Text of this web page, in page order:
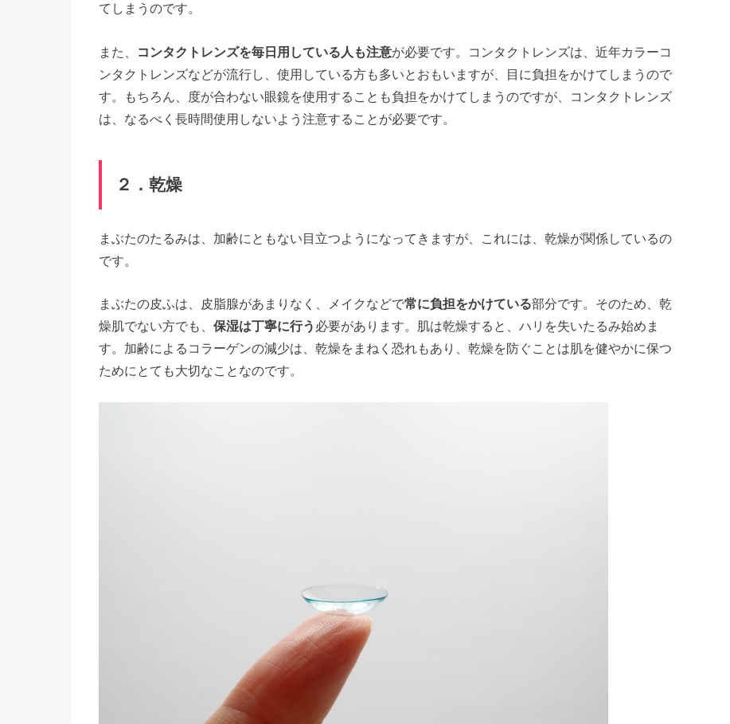
てしまうのです。
また、 コンタクトレンズを毎日用している人も注意が必要です。コンタクトレンズは、近年カラーコ
ンタクトレンズなどが流行し、使用している方も多いとおもいますが、目に負担をかけてしまうので
す。もちろん、度が合わない眼鏡を使用することも負担をかけてしまうのですが、コンタクトレンズ
は、なるべく長時間使用しないよう注意することが必要です。
２．乾燥
まぶたのたるみは、加齢にともない目立つようになってきますが、これには、乾燥が関係しているの
です。
まぶたの皮ふは、皮脂腺があまりなく、メイクなどで常に負担をかけている部分です。そのため、乾
燥肌でない方でも、 保湿は丁寧に行う 必要があります。肌は乾燥すると、ハリを失いたるみ始めま
す。加齢によるコラーゲンの減少は、乾燥をまねく恐れもあり、乾燥を防ぐことは肌を健やかに保つ
ためにとても大切なことなのです。